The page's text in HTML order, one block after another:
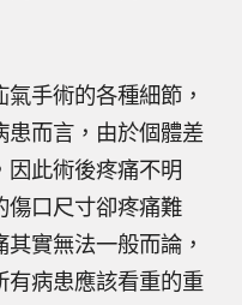
手術的各種細節，
患而言，由於個體差
因此術後疼痛不明
傷口尺寸卻疼痛難
實無法一般而論，
有病患應該看重的重